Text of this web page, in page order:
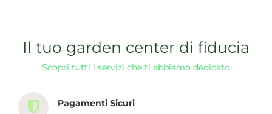
Il tuo garden center di fiducia
Scopri tutti i servizi che ti abbiamo dedicato
Pagamenti Sicuri